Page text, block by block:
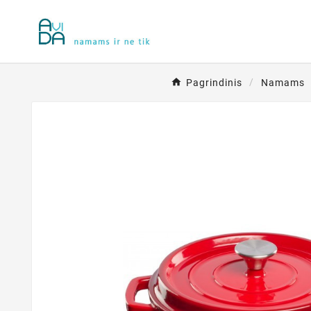
Pagrindinis Namams